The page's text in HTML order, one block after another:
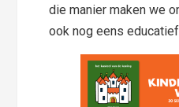
die manier maken we
ook nog eens